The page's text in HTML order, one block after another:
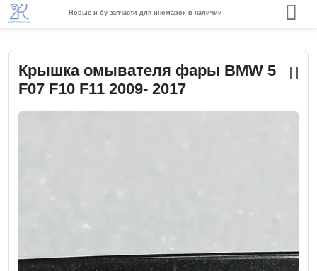
Новые и бу запчасти для иномарок в наличии
Крышка омывателя фары BMW 5
F07 F10 F11 2009- 2017